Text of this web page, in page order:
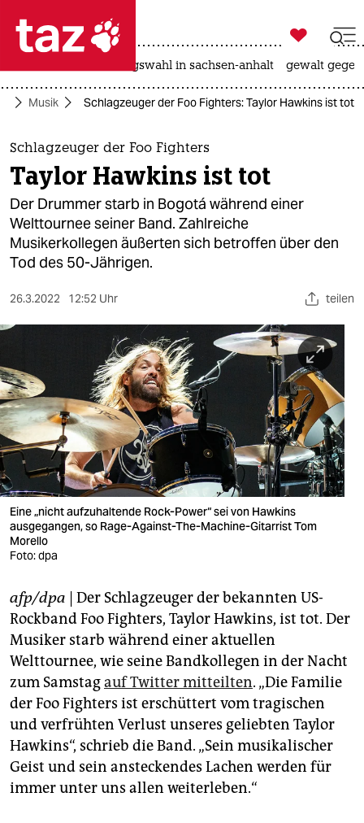
 taz zahl ich
taz zahl ich
themen
politik
öko
gesellschaft
kultur
sport
berlin
nord
wahrheit
verlag
verlag
veranstaltungen
fragen & hilfe
unterstützen
abo
genossenschaft
epaper login

taz zahl ich
landtagswahl in sachsen-anhalt gewalt
Musik Schlagzeuger der Foo Fighters: Taylor Hawkins ist tot
Schlagzeuger der Foo Fighters
Taylor Hawkins ist tot
Der Drummer starb in Bogotá während einer
Welttournee seiner Band. Zahlreiche
Musikerkollegen äußerten sich betroffen über den
Tod des 50-Jährigen.
26.3.2022 12:52 Uhr teilen
Eine „nicht aufzuhaltende Rock-Power“ sei von Hawkins
ausgegangen, so Rage-Against-The-Machine-Gitarrist Tom
Morello
Foto: dpa
afp/dpa | Der Schlagzeuger der bekannten US-
Rockband Foo Fighters, Taylor Hawkins, ist tot. Der
Musiker starb während einer aktuellen
Welttournee, wie seine Bandkollegen in der Nacht
zum Samstagauf Twitter mitteilten. „Die Familie
der Foo Fighters ist erschüttert vom tragischen
und verfrühten Verlust unseres geliebten Taylor
Hawkins“, schrieb die Band. „Sein musikalischer
Geist und sein ansteckendes Lachen werden für
immer unter uns allen weiterleben.“